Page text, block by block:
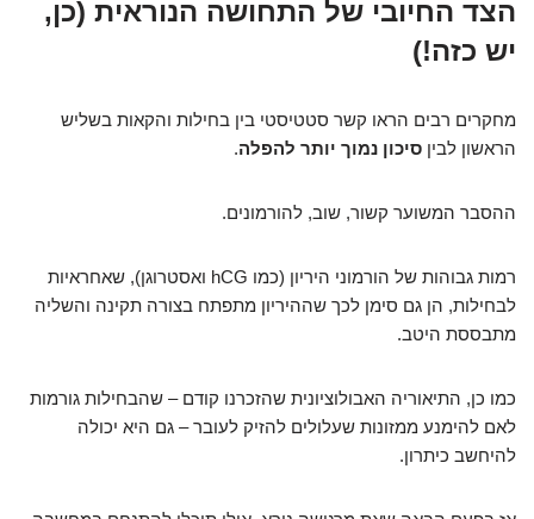
הצד החיובי של התחושה הנוראית (כן,
יש כזה!)
מחקרים רבים הראו קשר סטטיסטי בין בחילות והקאות בשליש
הראשון לבין סיכון נמוך יותר להפלה.
ההסבר המשוער קשור, שוב, להורמונים.
רמות גבוהות של הורמוני היריון (כמו hCG ואסטרוגן), שאחראיות
לבחילות, הן גם סימן לכך שההיריון מתפתח בצורה תקינה והשליה
מתבססת היטב.
כמו כן, התיאוריה האבולוציונית שהזכרנו קודם – שהבחילות גורמות
לאם להימנע ממזונות שעלולים להזיק לעובר – גם היא יכולה
להיחשב כיתרון.